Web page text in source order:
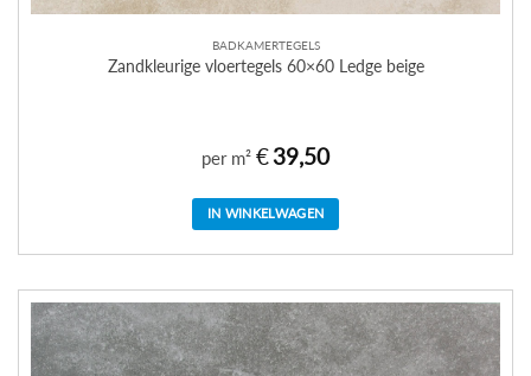
BADKAMERTEGELS
Zandkleurige vloertegels 60×60 Ledge beige
per m² €39,50
IN WINKELWAGEN